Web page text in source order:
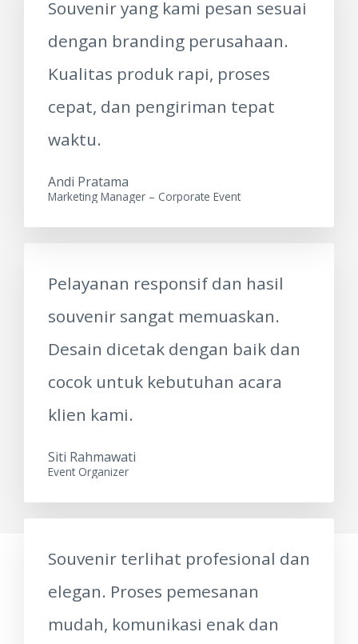
Souvenir yang kami pesan sesuai
dengan branding perusahaan.
Kualitas produk rapi, proses
cepat, dan pengiriman tepat
waktu.
Andi Pratama
Marketing Manager – Corporate Event
Pelayanan responsif dan hasil
souvenir sangat memuaskan.
Desain dicetak dengan baik dan
cocok untuk kebutuhan acara
klien kami.
Siti Rahmawati
Event Organizer
Souvenir terlihat profesional dan
elegan. Proses pemesanan
mudah, komunikasi enak dan